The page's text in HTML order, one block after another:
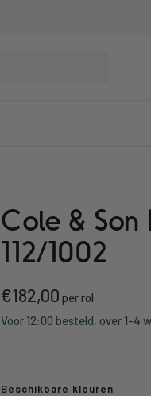
Cole & Son
112/1002
Kortings
prijs
€182,00 per rol
Voor 12:00 besteld, over 1-4
Beschikbare kleuren